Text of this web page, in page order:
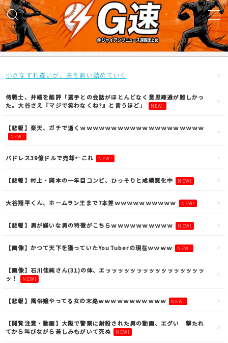
MENU
得点映像
試合結果
議論・雑談
ニュース
小さなすれ違いが、夫を追い詰めていく
侍戦士、井端を酷評「選手との会話がほとんどなく意思疎通が難しかっ
た。大谷さえ『マジで笑わなくね?』と言うほど」
NEW!
【悲報】楽天、ガチで逝くｗｗｗｗｗｗｗｗｗｗｗｗｗｗｗｗｗｗｗｗ
NEW!
パドレス39億ドルで売却←これ NEW!
【悲報】村上・岡本の一年目コンビ、ひっそりと成績悪化中 NEW!
大谷翔平くん、ホームラン王まで7本差ｗｗｗｗｗｗｗｗｗｗ NEW!
【悲報】男が嫌いな男の特徴がこちらｗｗｗｗｗｗｗｗｗｗ NEW!
【画像】かつて天下を獲っていたYouTuberの現在ｗｗｗｗ NEW!
【画像】石川佳純さん(31)の体、エッッッッッッッッッッッッッッッッ
ッ！
NEW!
【悲報】風俗嬢やってる女の末路ｗｗｗｗｗｗｗｗｗｗｗ NEW!
【閲覧注意・動画】大阪で警察に射殺された男の動画、エグい 撃たれ
てから叫びながら苦しみもがいて死ぬ
NEW!